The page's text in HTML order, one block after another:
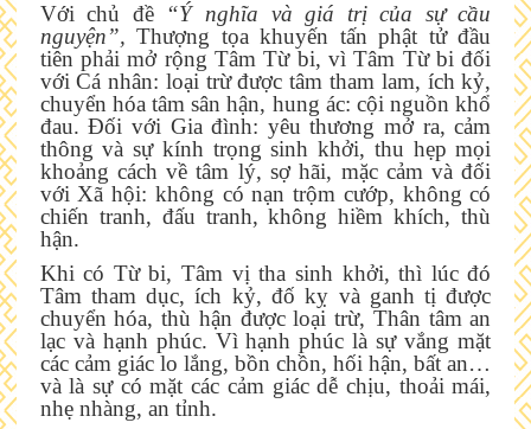
Với chủ đề “Ý nghĩa và giá trị của sự cầu
nguyện”,Thượng tọa khuyến tấn phật tử đầu
tiên phải mở rộng Tâm Từ bi, vì Tâm Từ bi đối
với Cá nhân: loại trừ được tâm tham lam, ích kỷ,
chuyển hóa tâm sân hận, hung ác: cội nguồn khổ
đau. Đối với Gia đình: yêu thương mở ra, cảm
thông và sự kính trọng sinh khởi, thu hẹp mọi
khoảng cách về tâm lý, sợ hãi, mặc cảm và đối
với Xã hội: không có nạn trộm cướp, không có
chiến tranh, đấu tranh, không hiềm khích, thù
hận.
Khi có Từ bi, Tâm vị tha sinh khởi, thì lúc đó
Tâm tham dục, ích kỷ, đố kỵ và ganh tị được
chuyển hóa, thù hận được loại trừ, Thân tâm an
lạc và hạnh phúc. Vì hạnh phúc là sự vắng mặt
các cảm giác lo lắng, bồn chồn, hối hận, bất an…
và là sự có mặt các cảm giác dễ chịu, thoải mái,
nhẹ nhàng, an tỉnh.